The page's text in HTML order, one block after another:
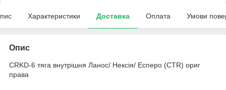
Характеристики Доставка Оплата Умови
Опис
CRKD-6 тяга внутрішня Ланос/ Нексія/ Есперо (CTR) ориг
права